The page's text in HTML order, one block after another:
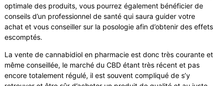
optimale des produits, vous pourrez également bénéficier de
conseils d’un professionnel de santé qui saura guider votre
achat et vous conseiller sur la posologie afin d’obtenir des effets
escomptés.
La vente de cannabidiol en pharmacie est donc très courante et
même conseillée, le marché du CBD étant très récent et pas
encore totalement régulé, il est souvent compliqué de s’y